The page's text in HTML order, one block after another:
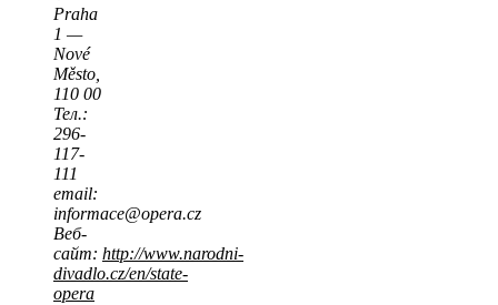
Praha
1 —
Nové
Město,
110 00
Тел.:
296-
117-
111
email:
informace@opera.cz
Веб-
сайт: http://www.narodni-
divadlo.cz/en/state-
opera